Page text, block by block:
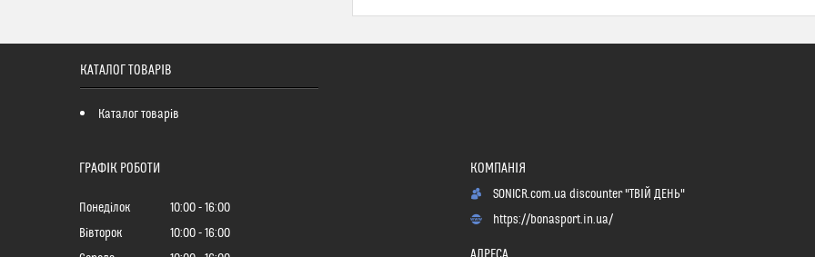
КАТАЛОГ ТОВАРІВ
Каталог товарів
ГРАФІК РОБОТИ
Понеділок 10:00
16:00
Вівторок
10:00
16:00
SONICR.com.ua discounter "ТВІЙ ДЕНЬ"
https://bonasport.in.ua/